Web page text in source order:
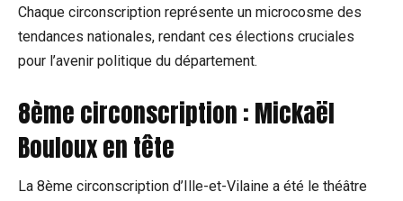
Chaque circonscription représente un microcosme des
tendances nationales, rendant ces élections cruciales
pour l’avenir politique du département.
8ème circonscription : Mickaël
Bouloux en tête
La 8ème circonscription d’Ille-et-Vilaine a été le théâtre